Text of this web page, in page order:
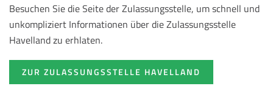
Besuchen Sie die Seite der Zulassungsstelle, um schnell und
unkompliziert Informationen über die Zulassungsstelle
Havelland zu erhlaten.
ZUR ZULASSUNGSSTELLE HAVELLAND